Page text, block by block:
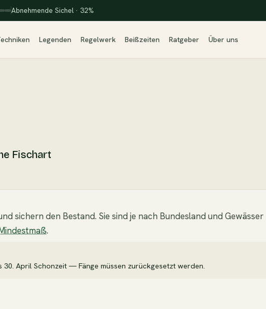
Abnehmende Sichel · 32%
Legenden Regelwerk Beißzeiten Ratgeber Über uns
Fischart
sichern den Bestand. Sie sind je nach Bundesland und Gewässer
.
April Schonzeit — Fänge müssen zurückgesetzt werden.